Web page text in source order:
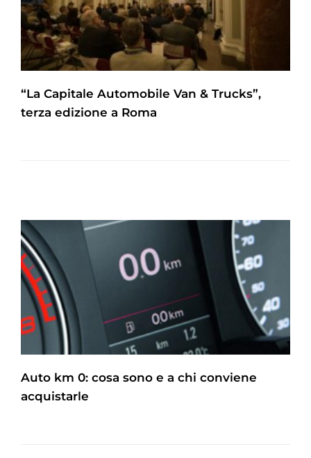
“La Capitale Automobile Van & Trucks”,
terza edizione a Roma
Auto km 0: cosa sono e a chi conviene
acquistarle